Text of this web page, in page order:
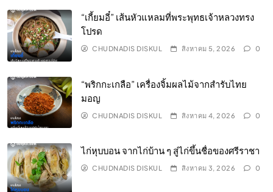
“เกี้ยมอี๋” เส้นหัวแหลมที่พระพุทธเจ้าหลวงทรง
โปรด
CHUDNADIS DISKUL สิงหาคม 5, 2026 0
“พริกกะเกลือ” เครื่องจิ้มผลไม้จากสำรับไทย
มอญ
CHUDNADIS DISKUL สิงหาคม 4, 2026 0
ไก่หุบบอน จากไก่บ้าน ๆ สู่ไก่ขึ้นชื่อของศรีราชา
CHUDNADIS DISKUL สิงหาคม 3, 2026 0